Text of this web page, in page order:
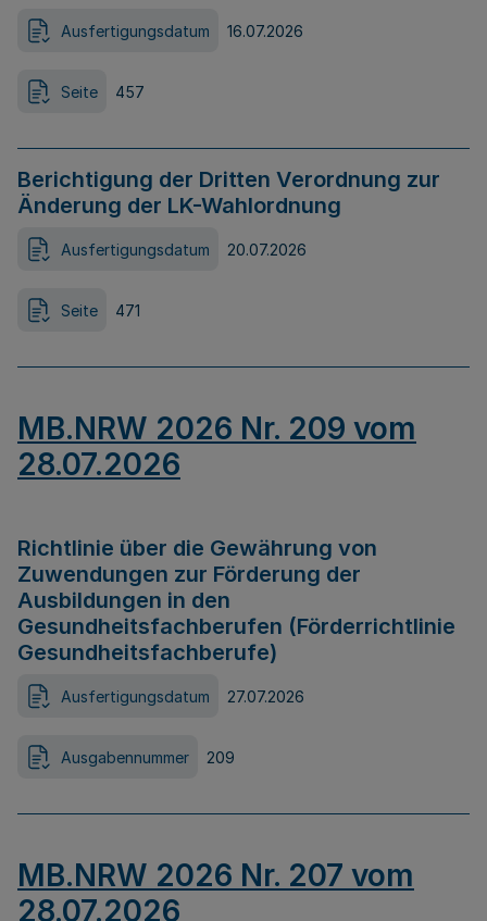
Ausfertigungsdatum 16.07.2026
Seite 457
Berichtigung der Dritten Verordnung zur
Änderung der LK-Wahlordnung
Ausfertigungsdatum 20.07.2026
Seite 471
MB.NRW 2026 Nr. 209 vom
28.07.2026
Richtlinie über die Gewährung von
Zuwendungen zur Förderung der
Ausbildungen in den
Gesundheitsfachberufen (Förderrichtlinie
Gesundheitsfachberufe)
Ausfertigungsdatum 27.07.2026
Ausgabennummer 209
MB.NRW 2026 Nr. 207 vom
28.07.2026